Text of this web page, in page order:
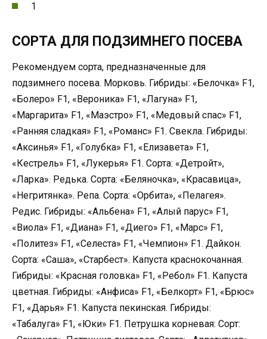
1
СОРТА ДЛЯ ПОДЗИМНЕГО ПОСЕВА
Рекомендуем сорта, предназначенные для
подзимнего посева. Морковь. Гибриды: «Белочка» F1,
«Болеро» F1, «Вероника» F1, «Лагуна» F1,
«Маргарита» F1, «Маэстро» F1, «Медовый спас» F1,
«Ранняя сладкая» F1, «Романс» F1. Свекла. Гибриды:
«Аксинья» F1, «Голубка» F1, «Елизавета» F1,
«Кестрель» F1, «Лукерья» F1. Сорта: «Детройт»,
«Ларка». Редька. Сорта: «Беляночка», «Красавица»,
«Негритянка». Репа. Сорта: «Орбита», «Пелагея».
Редис. Гибриды: «Альбена» F1, «Алый парус» F1,
«Виола» F1, «Диана» F1, «Диего» F1, «Марс» F1,
«Политез» F1, «Селеста» F1, «Чемпион» F1. Дайкон.
Сорта: «Саша», «Старбест». Капуста краснокочанная.
Гибриды: «Красная головка» F1, «Ребол» F1. Капуста
цветная. Гибриды: «Анфиса» F1, «Белкорт» F1, «Брюс»
F1, «Дарья» F1. Капуста пекинская. Гибриды:
«Табалуга» F1, «Юки» F1. Петрушка корневая: Сорт: